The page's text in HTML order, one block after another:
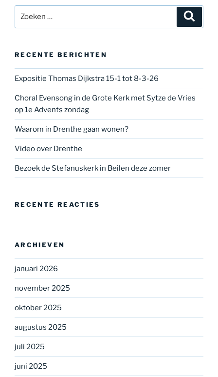
naar:
RECENTE BERICHTEN
Expositie Thomas Dijkstra 15-1 tot 8-3-26
Choral Evensong in de Grote Kerk met Sytze de Vries
op 1e Advents zondag
Waarom in Drenthe gaan wonen?
Video over Drenthe
Bezoek de Stefanuskerk in Beilen deze zomer
RECENTE REACTIES
ARCHIEVEN
januari 2026
november 2025
oktober 2025
augustus 2025
juli 2025
juni 2025